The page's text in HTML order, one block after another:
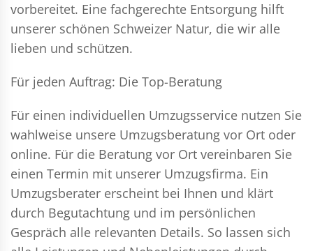
vorbereitet. Eine fachgerechte Entsorgung hilft
unserer schönen Schweizer Natur, die wir alle
lieben und schützen.
Für jeden Auftrag: Die Top-Beratung
Für einen individuellen Umzugsservice nutzen Sie
wahlweise unsere Umzugsberatung vor Ort oder
online. Für die Beratung vor Ort vereinbaren Sie
einen Termin mit unserer Umzugsfirma. Ein
Umzugsberater erscheint bei Ihnen und klärt
durch Begutachtung und im persönlichen
Gespräch alle relevanten Details. So lassen sich